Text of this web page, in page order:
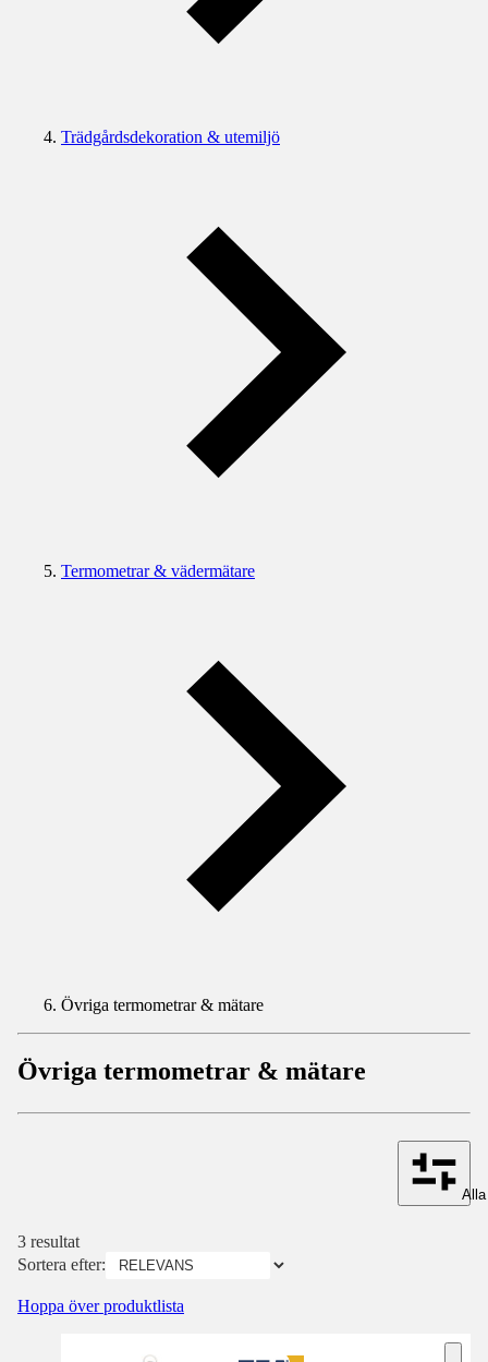
Trädgårdsdekoration & utemiljö
Termometrar & vädermätare
Övriga termometrar & mätare
Övriga termometrar & mätare
3 resultat
Sortera efter:
Hoppa över produktlista